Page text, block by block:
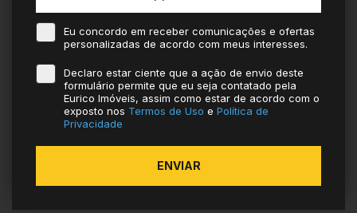
Eu concordo em receber comunicações e ofertas
personalizadas de acordo com meus interesses.
Declaro estar ciente que a ação de envio deste
formulário permite que eu seja contatado pela
Eurico Imóveis, assim como estar de acordo com o
exposto nos Termos de Uso e Política de
Privacidade
ENVIAR